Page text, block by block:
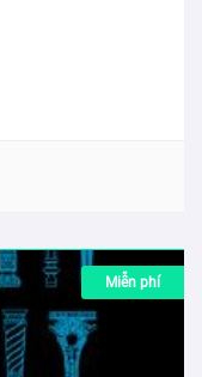
Miễn phí